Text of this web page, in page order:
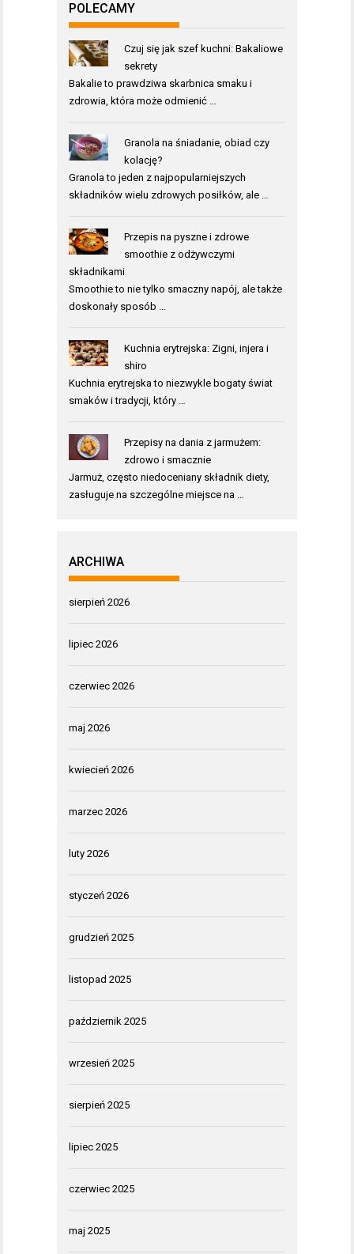
POLECAMY
Czuj się jak szef kuchni: Bakaliowe
sekrety
Bakalie to prawdziwa skarbnica smaku i
zdrowia, która może odmienić …
Granola na śniadanie, obiad czy
kolację?
Granola to jeden z najpopularniejszych
składników wielu zdrowych posiłków, ale …
Przepis na pyszne i zdrowe
smoothie z odżywczymi
składnikami
Smoothie to nie tylko smaczny napój, ale także
doskonały sposób …
Kuchnia erytrejska: Zigni, injera i
shiro
Kuchnia erytrejska to niezwykle bogaty świat
smaków i tradycji, który …
Przepisy na dania z jarmużem:
zdrowo i smacznie
Jarmuż, często niedoceniany składnik diety,
zasługuje na szczególne miejsce na …
ARCHIWA
sierpień 2026
lipiec 2026
czerwiec 2026
maj 2026
kwiecień 2026
marzec 2026
luty 2026
styczeń 2026
grudzień 2025
listopad 2025
październik 2025
wrzesień 2025
sierpień 2025
lipiec 2025
czerwiec 2025
maj 2025